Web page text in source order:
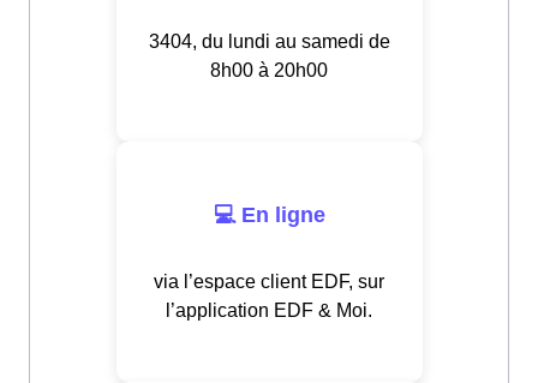
3404, du lundi au samedi de
8h00 à 20h00
💻 En ligne
via l’espace client EDF, sur
l’application EDF & Moi.